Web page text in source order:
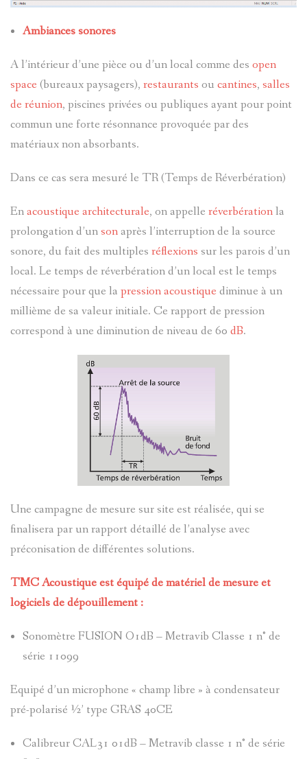
Ambiances sonores
A l’intérieur d’une pièce ou d’un local comme des open
space (bureaux paysagers), restaurants ou cantines, salles
de réunion, piscines privées ou publiques ayant pour point
commun une forte résonnance provoquée par des
matériaux non absorbants.
Dans ce cas sera mesuré le TR (Temps de Réverbération)
Enacoustique architecturale, on appelle réverbérationla
prolongation d’unsonaprès l’interruption de la source
sonore, du fait des multiples réflexions sur les parois d’un
local. Le temps de réverbération d’un local est le temps
nécessaire pour que la pression acoustique diminue à un
millième de sa valeur initiale. Ce rapport de pression
correspond à une diminution de niveau de 60 dB.
Une campagne de mesure sur site est réalisée, qui se
finalisera par un rapport détaillé de l’analyse avec
préconisation de différentes solutions.
TMC Acoustique est équipé de matériel de mesure et
logiciels de dépouillement :
Sonomètre FUSION O1dB – Metravib Classe 1 n° de
série 11099
Equipé d’un microphone « champ libre » à condensateur
pré-polarisé ½’ type GRAS 40CE
Calibreur CAL31 01dB – Metravib classe 1 n° de série